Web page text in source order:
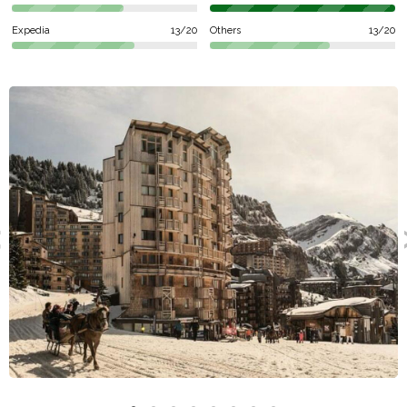
(Northern Alps).
Services and activities
Abricotine, Bleue D'arare or Brocheaux Snowcross. You can
find accomodation close to Ski slopes. To restock you can go
to Carrefour Montagne, Carrefour Market or Spar. Concerning
restaurants, you'll be able to try the alpine specialities at La
Passe Montagne, La Pomme De Pin or Le Bout Du Lac after
your day of skiing. For nights out you can go to Dixie Bar or
Barbylon.
Types of accomodation
Included in the lodging, you'll have an optional paid cleaning
service but also a cot. Pets are accepted. You'll sleep in
appartement 5 people, appartement 2 rooms for 4 people or
appartement 6 people. You can reserve your ski holiday
through La France Du Nord au Sud, Pierre et Vacances,
Expedia 13/20 Others 13/20